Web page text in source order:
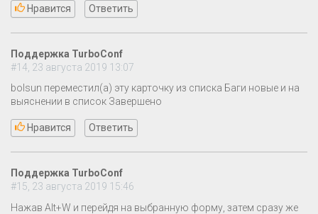
Нравится Ответить
Поддержка TurboConf
#14, 23 августа 2019 13:07
bolsun переместил(а) эту карточку из списка Баги новые и на
выяснении в список Завершено
Нравится Ответить
Поддержка TurboConf
#15, 23 августа 2019 15:46
Нажав Alt+W и перейдя на выбранную форму, затем сразу же